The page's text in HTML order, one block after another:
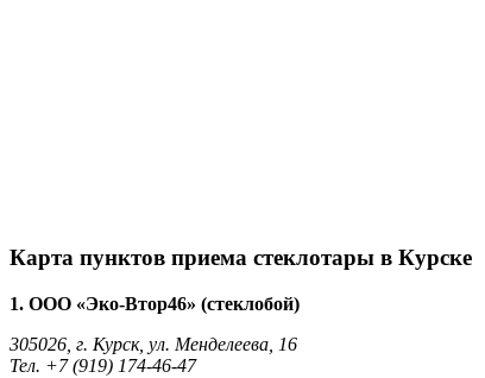
Карта пунктов приема стеклотары в Курске
1. OOO «Эко-Втор46» (стеклобой)
305026, г. Курск, ул. Менделеева, 16
Тел. +7 (919) 174-46-47